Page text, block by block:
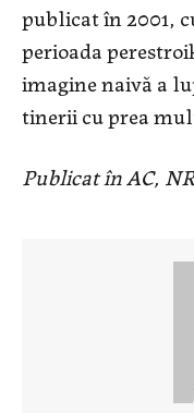
publicat în 2001,
perioada
imagine naivă a
tinerii cu prea
Publicat în AC,